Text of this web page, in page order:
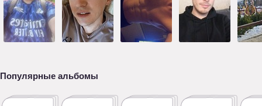
Популярные альбомы